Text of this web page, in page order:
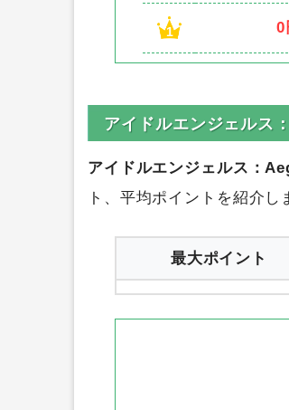
1 0
アイドルエンジェルス
アイドルエンジェルス：
ト、平均ポイントを紹介し
最大ポイント